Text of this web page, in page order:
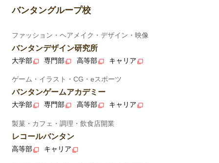
バンタングループ校
ファッション・ヘアメイク・デザイン・映像
バンタンデザイン研究所
大学部 専門部 高等部 キャリア
ゲーム・イラスト・CG・eスポーツ
バンタンゲームアカデミー
大学部 専門部 高等部 キャリア
製菓・カフェ・調理・飲食店開業
レコールバンタン
高等部 キャリア